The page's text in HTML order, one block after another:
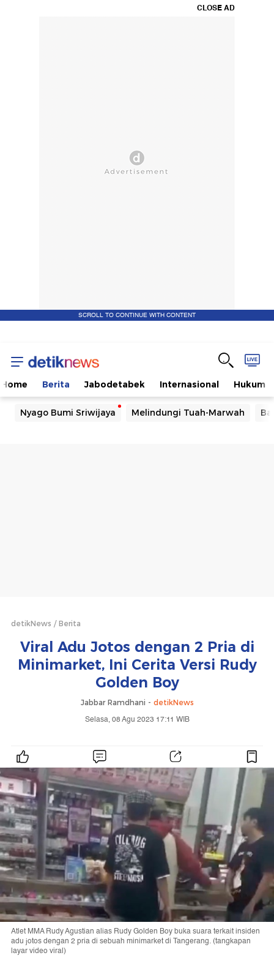
CLOSE AD
SCROLL TO CONTINUE WITH CONTENT
Home Berita Jabodetabek Internasional Hukum
Nyago Bumi Sriwijaya Melindungi Tuah-Marwah
detikNews Berita
Viral Adu Jotos dengan 2 Pria di
Minimarket, Ini Cerita Versi Rudy
Golden Boy
Jabbar Ramdhani - detikNews
Selasa, 08 Agu 2023 17:11 WIB
Atlet MMA Rudy Agustian alias Rudy Golden Boy buka suara terkait insiden
adu jotos dengan 2 pria di sebuah minimarket di Tangerang. (tangkapan
layar video viral)